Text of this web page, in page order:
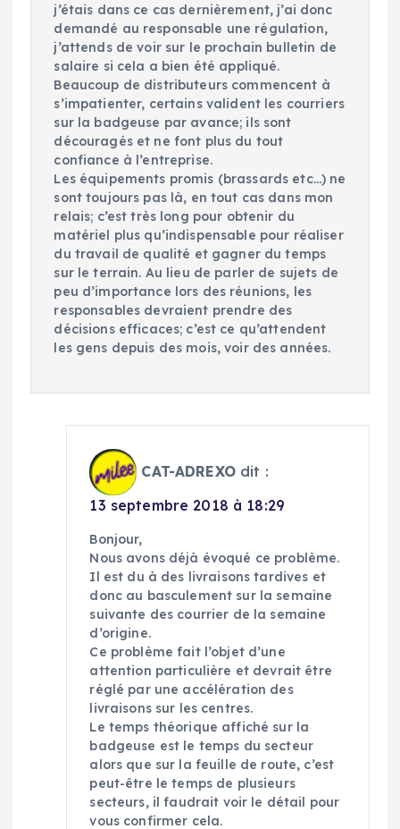
j’étais dans ce cas dernièrement, j’ai donc
demandé au responsable une régulation,
j’attends de voir sur le prochain bulletin de
salaire si cela a bien été appliqué.
Beaucoup de distributeurs commencent à
s’impatienter, certains valident les courriers
sur la badgeuse par avance; ils sont
découragés et ne font plus du tout
confiance à l’entreprise.
Les équipements promis (brassards etc…) ne
sont toujours pas là, en tout cas dans mon
relais; c’est très long pour obtenir du
matériel plus qu’indispensable pour réaliser
du travail de qualité et gagner du temps
sur le terrain. Au lieu de parler de sujets de
peu d’importance lors des réunions, les
responsables devraient prendre des
décisions efficaces; c’est ce qu’attendent
les gens depuis des mois, voir des années.
CAT-ADREXO dit :
13 septembre 2018 à 18:29
Bonjour,
Nous avons déjà évoqué ce problème.
Il est du à des livraisons tardives et
donc au basculement sur la semaine
suivante des courrier de la semaine
d’origine.
Ce problème fait l’objet d’une
attention particulière et devrait être
réglé par une accélération des
livraisons sur les centres.
Le temps théorique affiché sur la
badgeuse est le temps du secteur
alors que sur la feuille de route, c’est
peut-être le temps de plusieurs
secteurs, il faudrait voir le détail pour
vous confirmer cela.